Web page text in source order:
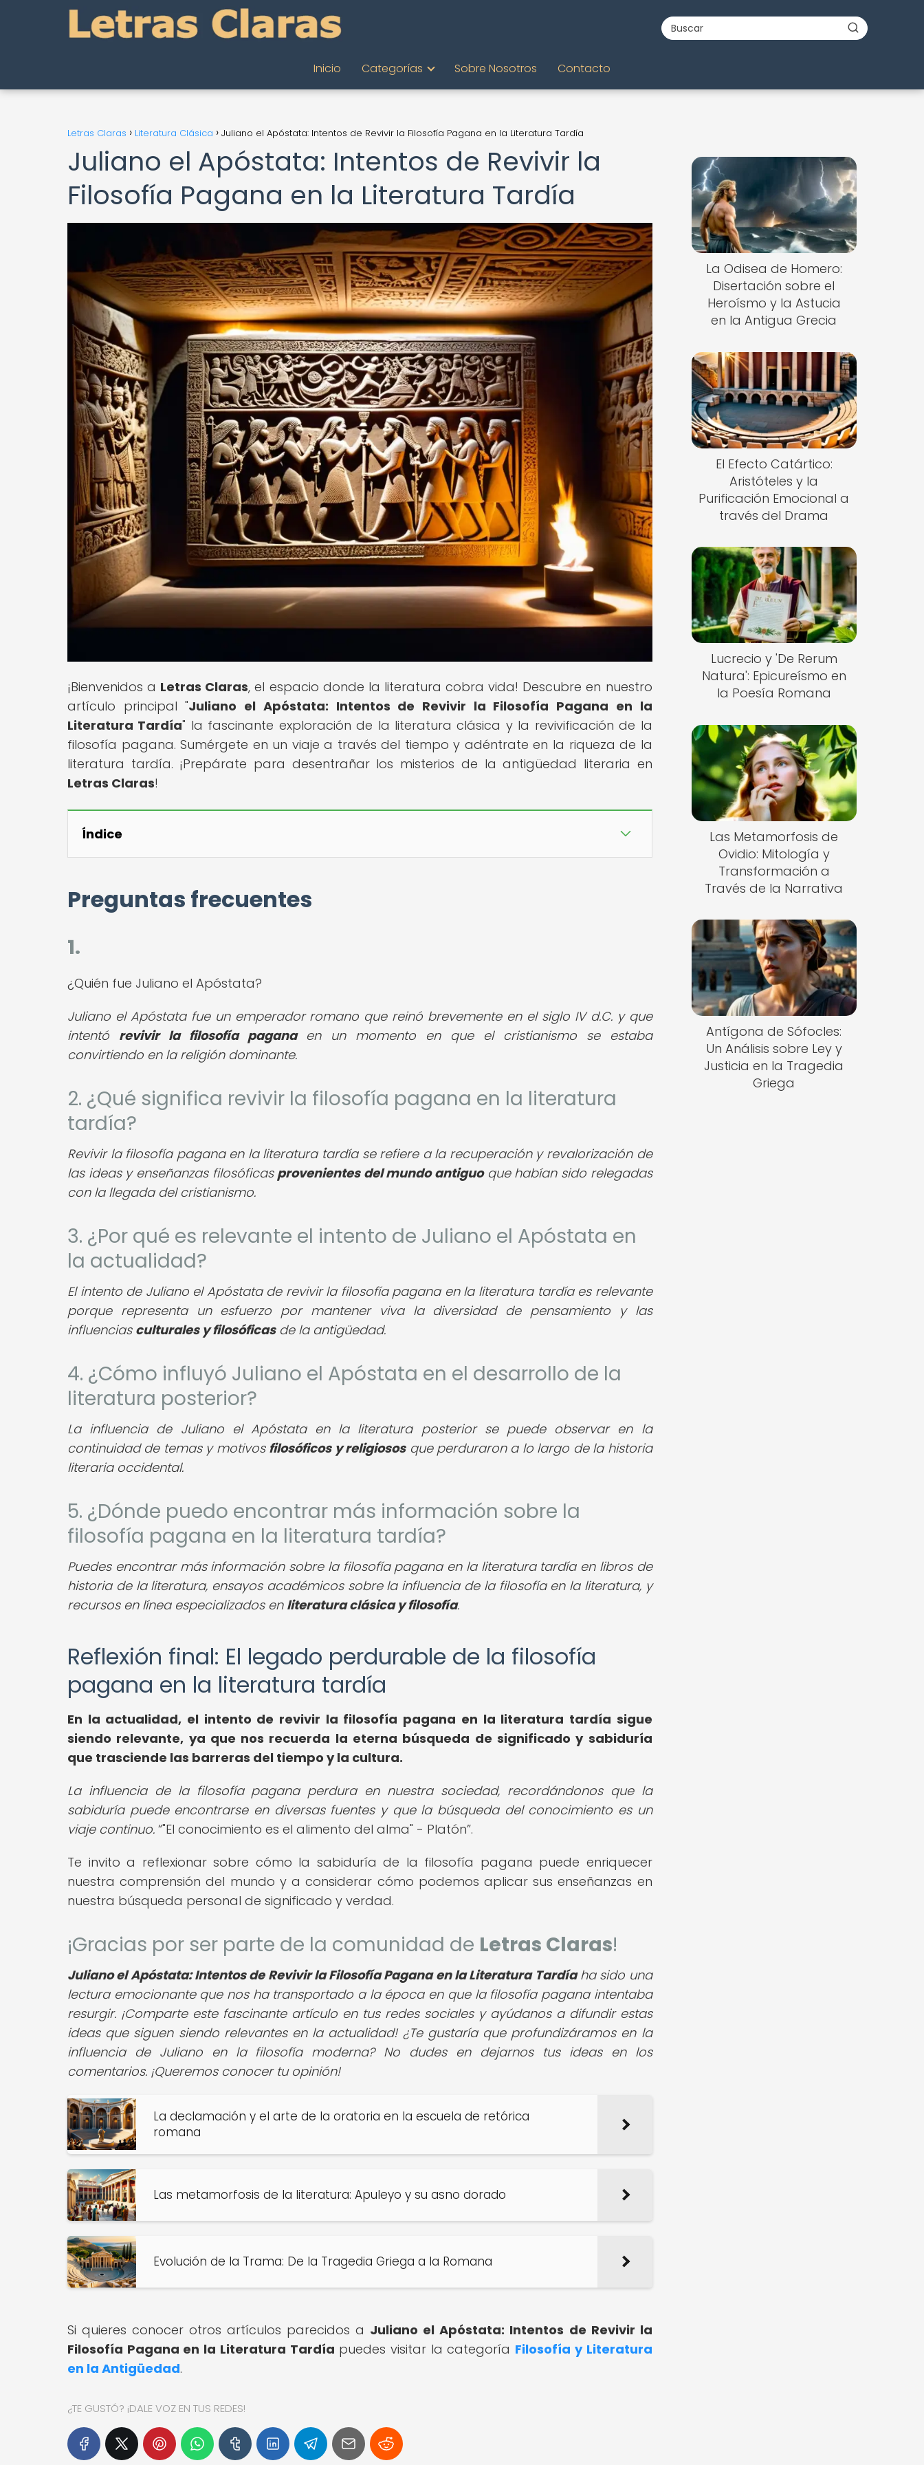
Inicio Categorías Sobre Nosotros Contacto
Letras Claras Literatura Clásica Juliano el Apóstata: Intentos de Revivir la Filosofía Pagana en la Literatura Tardía
Juliano el Apóstata: Intentos de Revivir la
Filosofía Pagana en la Literatura Tardía
¡Bienvenidos a Letras Claras, el espacio donde la literatura cobra vida! Descubre en nuestro
artículo principal "Juliano el Apóstata: Intentos de Revivir la Filosofía Pagana en la
Literatura Tardía" la fascinante exploración de la literatura clásica y la revivificación de la
filosofía pagana. Sumérgete en un viaje a través del tiempo y adéntrate en la riqueza de la
literatura tardía. ¡Prepárate para desentrañar los misterios de la antigüedad literaria en
Letras Claras!
Índice
Preguntas frecuentes
1.
¿Quién fue Juliano el Apóstata?
Juliano el Apóstata fue un emperador romano que reinó brevemente en el siglo IV d.C. y que
intentó revivir la filosofía paganaen un momento en que el cristianismo se estaba
convirtiendo en la religión dominante.
2. ¿Qué significa revivir la filosofía pagana en la literatura
tardía?
Revivir la filosofía pagana en la literatura tardía se refiere a la recuperación y revalorización de
las ideas y enseñanzas filosóficas provenientes del mundo antiguoque habían sido relegadas
con la llegada del cristianismo.
3. ¿Por qué es relevante el intento de Juliano el Apóstata en
la actualidad?
El intento de Juliano el Apóstata de revivir la filosofía pagana en la literatura tardía es relevante
porque representa un esfuerzo por mantener viva la diversidad de pensamiento y las
influencias culturales y filosóficasde la antigüedad.
4. ¿Cómo influyó Juliano el Apóstata en el desarrollo de la
literatura posterior?
La influencia de Juliano el Apóstata en la literatura posterior se puede observar en la
continuidad de temas y motivos filosóficos y religiososque perduraron a lo largo de la historia
literaria occidental.
5. ¿Dónde puedo encontrar más información sobre la
filosofía pagana en la literatura tardía?
Puedes encontrar más información sobre la filosofía pagana en la literatura tardía en libros de
historia de la literatura, ensayos académicos sobre la influencia de la filosofía en la literatura, y
recursos en línea especializados en literatura clásica y filosofía.
Reflexión final: El legado perdurable de la filosofía
pagana en la literatura tardía
En la actualidad, el intento de revivir la filosofía pagana en la literatura tardía sigue
siendo relevante, ya que nos recuerda la eterna búsqueda de significado y sabiduría
que trasciende las barreras del tiempo y la cultura.
La influencia de la filosofía pagana perdura en nuestra sociedad, recordándonos que la
sabiduría puede encontrarse en diversas fuentes y que la búsqueda del conocimiento es un
viaje continuo. "El conocimiento es el alimento del alma" - Platón .
Te invito a reflexionar sobre cómo la sabiduría de la filosofía pagana puede enriquecer
nuestra comprensión del mundo y a considerar cómo podemos aplicar sus enseñanzas en
nuestra búsqueda personal de significado y verdad.
¡Gracias por ser parte de la comunidad de Letras Claras!
Juliano el Apóstata: Intentos de Revivir la Filosofía Pagana en la Literatura Tardíaha sido una
lectura emocionante que nos ha transportado a la época en que la filosofía pagana intentaba
resurgir. ¡Comparte este fascinante artículo en tus redes sociales y ayúdanos a difundir estas
ideas que siguen siendo relevantes en la actualidad! ¿Te gustaría que profundizáramos en la
influencia de Juliano en la filosofía moderna? No dudes en dejarnos tus ideas en los
comentarios. ¡Queremos conocer tu opinión!
La declamación y el arte de la oratoria en la escuela de retórica
romana
Las metamorfosis de la literatura: Apuleyo y su asno dorado
Evolución de la Trama: De la Tragedia Griega a la Romana
Si quieres conocer otros artículos parecidos a Juliano el Apóstata: Intentos de Revivir la
Filosofía Pagana en la Literatura Tardía puedes visitar la categoría Filosofía y Literatura
en la Antigüedad.
¿TE GUSTÓ? ¡DALE VOZ EN TUS REDES!
La Odisea de Homero:
Disertación sobre el
Heroísmo y la Astucia
en la Antigua Grecia
El Efecto Catártico:
Aristóteles y la
Purificación Emocional a
través del Drama
Lucrecio y 'De Rerum
Natura': Epicureísmo en
la Poesía Romana
Las Metamorfosis de
Ovidio: Mitología y
Transformación a
Través de la Narrativa
Antígona de Sófocles:
Un Análisis sobre Ley y
Justicia en la Tragedia
Griega